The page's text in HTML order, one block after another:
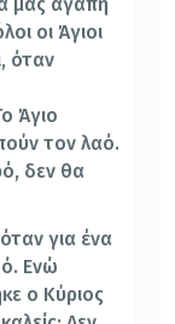
μας αγάπη
οι Άγιοι
όταν
Άγιο
τον λαό.
δεν θα
για ένα
Ενώ
ο Κύριος